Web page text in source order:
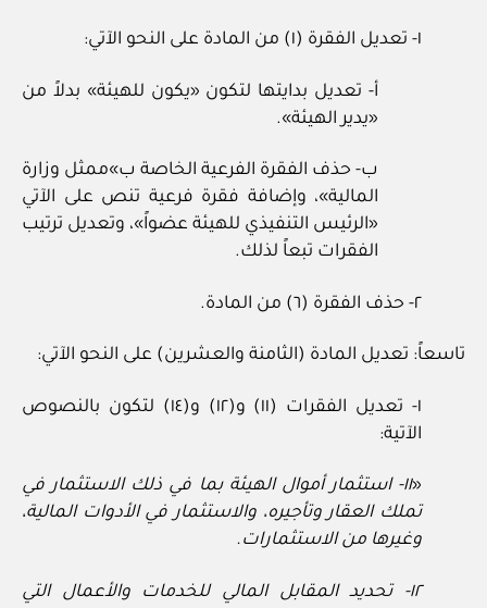
١- تعديل الفقرة (١) من المادة على النحو الآتي:
أ- تعديل بدايتها لتكون «يكون للهيئة» بدلاً من
«يدير الهيئة».
ب- حذف الفقرة الفرعية الخاصة ب»ممثل وزارة
المالية»، وإضافة فقرة فرعية تنص على الآتي
«الرئيس التنفيذي للهيئة عضواً»، وتعديل ترتيب
الفقرات تبعاً لذلك.
٢- حذف الفقرة (٦) من المادة.
تاسعاً: تعديل المادة (الثامنة والعشرين) على النحو الآتي:
١- تعديل الفقرات (١١) و(١٢) و(١٤) لتكون بالنصوص
الآتية:
« ١١- استثمار أموال الهيئة بما في ذلك الاستثمار في
تملك العقار وتأجيره، والاستثمار في الأدوات المالية،
وغيرها من الاستثمارات.
١٢- تحديد المقابل المالي للخدمات والأعمال التي